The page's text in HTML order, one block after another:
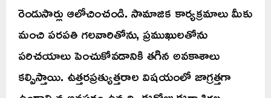
రెండుసార్లు ఆలోచించండి. సామాజిక కార్యక్రమాలు మీకు
మంచి పరపతి గలవారితోను, ప్రముఖులతోను
పరిచయాలు పెంచుకోవడానికి తగిన అవకాశాలు
కల్పిస్తాయి. ఉత్తరప్రత్యుత్తరాల విషయంలో జాగ్రత్తగా